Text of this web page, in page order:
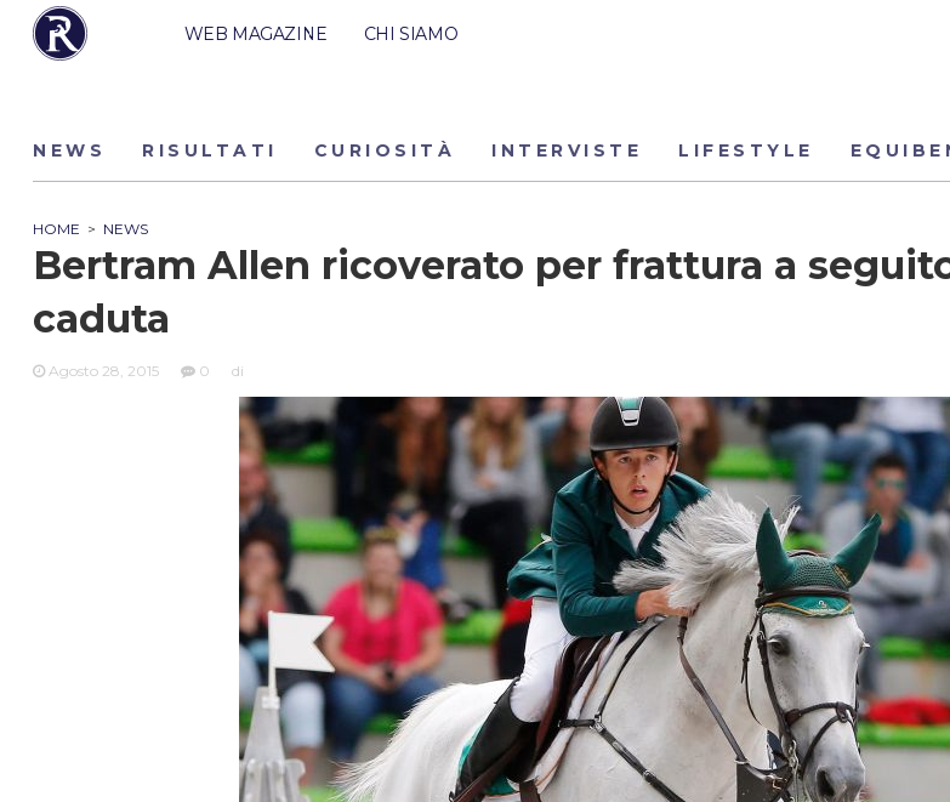
WEB MAGAZINE CHI SIAMO
NEWS RISULTATI CURIOSITÀ INTERVISTE LIFESTYLE
HOME > NEWS
Bertram Allen ricoverato per frattura a
caduta
Agosto 28, 2015 0 di